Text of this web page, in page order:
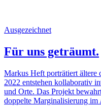
Ausgezeichnet
Für uns geträumt.
Markus Heft porträtiert ältere
2022 entstehen kollaborativ
und Orte. Das Projekt
doppelte Marginalisierung im